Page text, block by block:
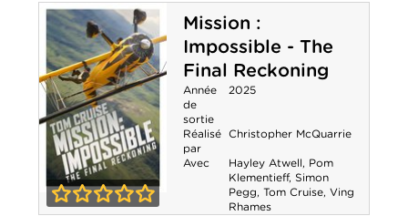
Mission :
Impossible - The
Final Reckoning
Mission :
Année
de
sortie
2025
Réalisé
par
Christopher McQuarrie
Avec Hayley Atwell, Pom
Klementieff, Simon
Pegg, Tom Cruise, Ving
Rhames